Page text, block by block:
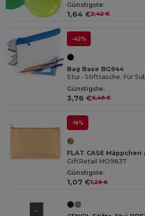
Günstigste:
1,64 €2,42 €
-42%
Bag Base BG944
Etui - Stifttasche. Für
Günstigste:
3,76 €6,48 €
-16%
FLAT CASE
GiftRetail MO9837
Günstigste:
1,07 €1,28 €